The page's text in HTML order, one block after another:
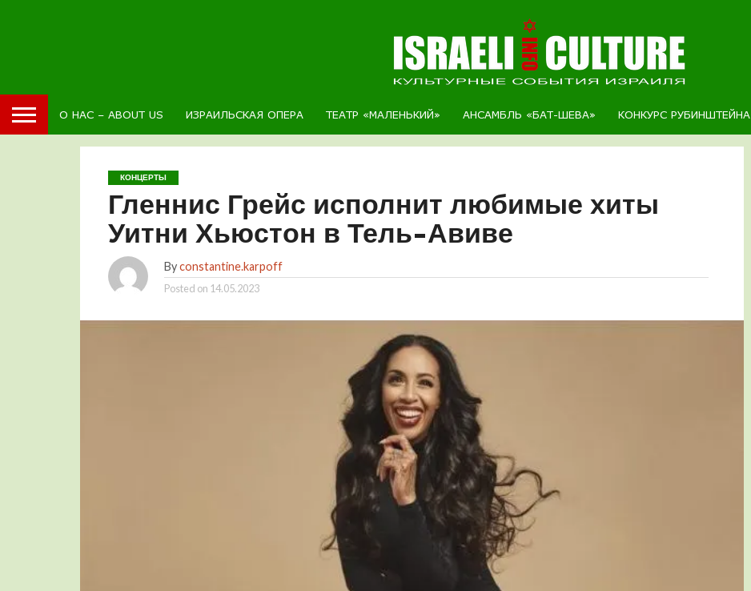
О НАС – ABOUT US ИЗРАИЛЬСКАЯ ОПЕРА ТЕАТР «МАЛЕНЬКИЙ» АНСАМБЛЬ «БАТ-ШЕВА» КОНКУРС РУБИНШТЕЙНА
КОНЦЕРТЫ
Гленнис Грейс исполнит любимые хиты
Уитни Хьюстон в Тель-Авиве
Byconstantine.karpoff
Posted on 14.05.2023